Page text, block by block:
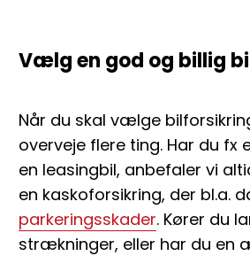
Vælg en god og billig
Når du skal vælge
overveje flere ting. Har du fx
en leasingbil, anbefaler vi
en kaskoforsikring, der bl.a.
parkeringsskader. Kører du
strækninger, eller har du en